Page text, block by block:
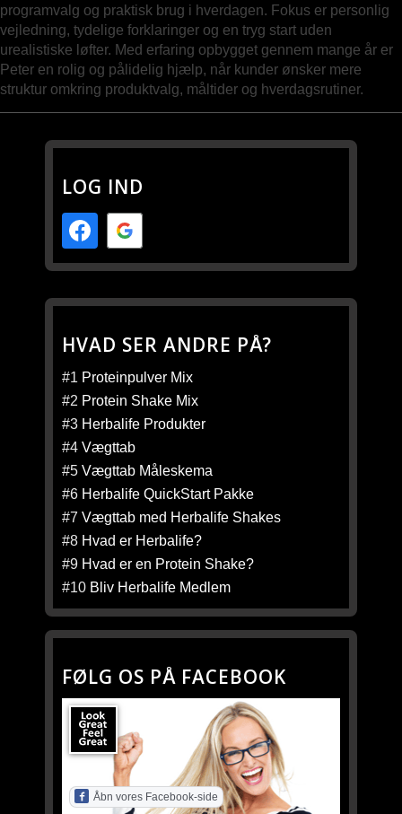
programvalg og praktisk brug i hverdagen. Fokus er personlig
vejledning, tydelige forklaringer og en tryg start uden
urealistiske løfter. Med erfaring opbygget gennem mange år er
Peter en rolig og pålidelig hjælp, når kunder ønsker mere
struktur omkring produktvalg, måltider og hverdagsrutiner.
LOG IND
HVAD SER ANDRE PÅ?
#1 Proteinpulver Mix
#2 Protein Shake Mix
#3 Herbalife Produkter
#4Vægttab
#5Vægttab Måleskema
#6 Herbalife QuickStart Pakke
#7Vægttab med Herbalife Shakes
#8 Hvad er Herbalife?
#9 Hvad er en Protein Shake?
#10 Bliv Herbalife Medlem
FØLG OS PÅ FACEBOOK
Åbn vores Facebook-side